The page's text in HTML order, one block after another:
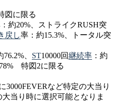
図に限る
約20%、ストライクRUSH突
戻し率：約15.3%、トータル突
76.2%、 ST10000回継続率 ：約
78% 特図2に限る
など特定の大当り
当り時に選択可能となりま